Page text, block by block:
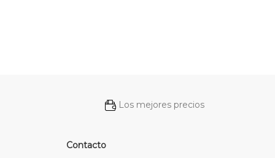
Los mejores precios
Contacto